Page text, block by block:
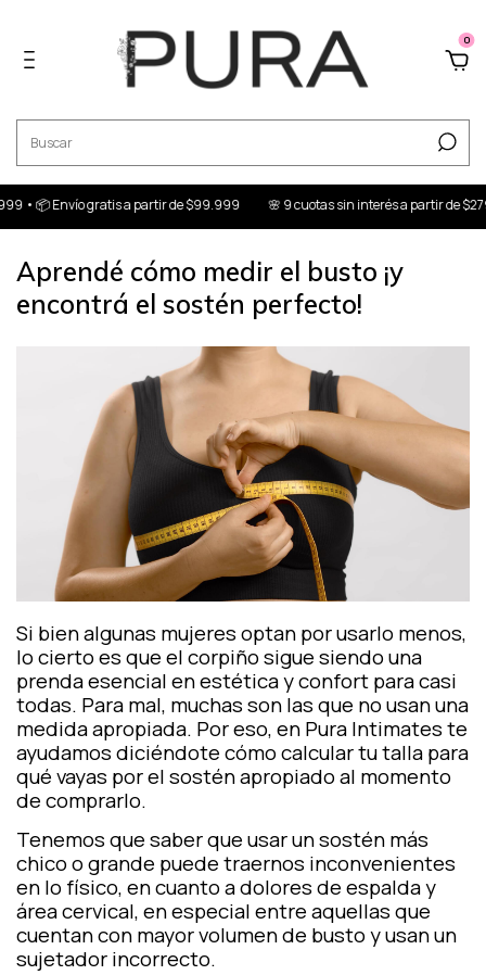
0
Envío gratis a partir de $99.999 🌸 9 cuotas sin interés a partir de
Aprendé cómo medir el busto ¡y
encontrá el sostén perfecto!
Si bien algunas mujeres optan por usarlo menos,
lo cierto es que elcorpiñosigue siendo una
prenda esencial en estética y confort para casi
todas. Para mal, muchas son las que no usan una
medida apropiada. Por eso, en Pura Intimates te
ayudamos diciéndote cómo calcular tu talla para
qué vayas por el sostén apropiado al momento
de comprarlo.
Tenemos que saber que usar un sostén más
chico o grande puede traernos inconvenientes
en lo físico, en cuanto a dolores de espalda y
área cervical, en especial entre aquellas que
cuentan con mayor volumen de busto y usan un
sujetador incorrecto.